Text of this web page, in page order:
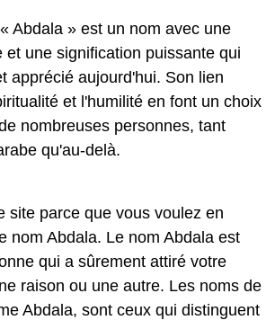
Abdala » est un nom avec une
et une signification puissante qui
apprécié aujourd'hui. Son lien
et l'humilité en font un choix
nombreuses personnes, tant
qu'au-delà.
site parce que vous voulez en
nom Abdala. Le nom Abdala est
qui a sûrement attiré votre
raison ou une autre. Les noms de
Abdala, sont ceux qui distinguent